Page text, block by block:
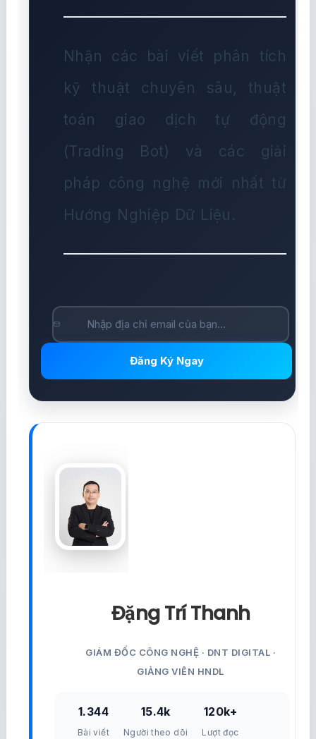
Nhận các bài viết phân tích
kỹ thuật chuyên sâu, thuật
toán giao dịch tự động
(Trading Bot) và các giải
pháp công nghệ mới nhất từ
Hướng Nghiệp Dữ Liệu.
Đăng Ký Ngay
Đặng Trí Thanh
GIÁM ĐỐC CÔNG NGHỆ · DNT DIGITAL ·
GIẢNG VIÊN HNDL
1.344
Bài viết
15.4k
Người theo dõi
120k+
Lượt đọc